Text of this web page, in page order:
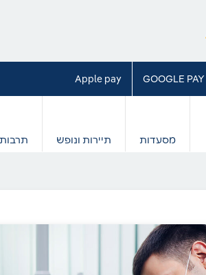
GOOGLE PAY
Apple pay
מסעדות תיירות ונופש תרבות